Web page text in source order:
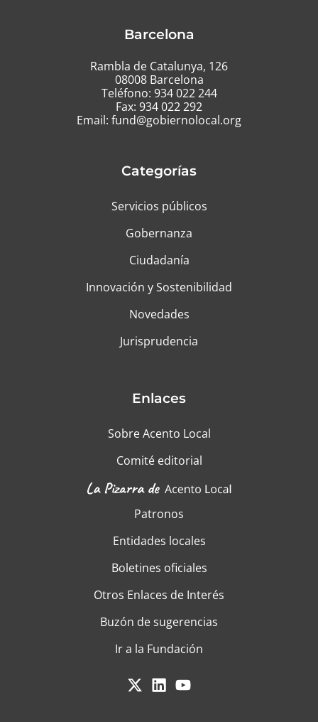
Barcelona
Rambla de Catalunya, 126
08008 Barcelona
Teléfono: 934 022 244
Fax: 934 022 292
Email: fund@gobiernolocal.org
Categorías
Servicios públicos
Gobernanza
Ciudadanía
Innovación y Sostenibilidad
Novedades
Jurisprudencia
Enlaces
Sobre Acento Local
Comité editorial
Patronos
Entidades locales
Boletines oficiales
Otros Enlaces de Interés
Buzón de sugerencias
Ir a la Fundación